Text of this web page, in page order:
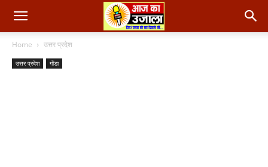
Home उत्तर प्रदेश
उत्तर प्रदेश गोंडा